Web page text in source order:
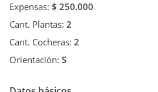
Expensas: $ 250.000
Cant. Plantas: 2
Cant. Cocheras: 2
Orientación: S